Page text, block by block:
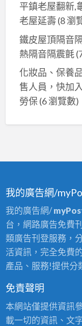
平鎮老屋翻新,
老屋延壽(8 瀏
鐵皮屋頂隔音
熱隔音隔震氈
化妝品、保養
售人員，快加
勞保(6 瀏覽數)
我的廣告網/
我的廣告網/
台，網路廣告免費
類廣告刊登服務，
活資訊，完全免費
產品、服務!提供分
免責聲明
本網站僅提供資訊
載一切的資訊、文